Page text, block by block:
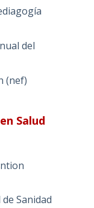
del
(nef)
Salud
Sanidad